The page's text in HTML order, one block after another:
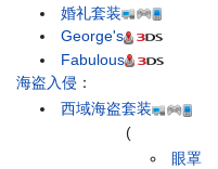
婚礼套装
George's
Fabulous
海盗入侵 ：
西域海盗套装
(
眼罩